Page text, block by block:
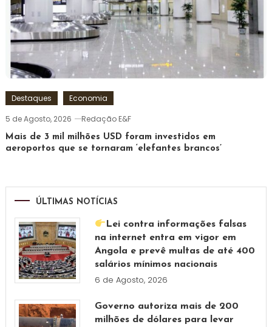
Destaques
Economia
5 de Agosto, 2026
Redação E&F
Mais de 3 mil milhões USD foram investidos em
aeroportos que se tornaram ‘elefantes brancos’
ÚLTIMAS NOTÍCIAS
Lei contra informações falsas
na internet entra em vigor em
Angola e prevê multas de até 400
salários mínimos nacionais
6 de Agosto, 2026
Governo autoriza mais de 200
milhões de dólares para levar